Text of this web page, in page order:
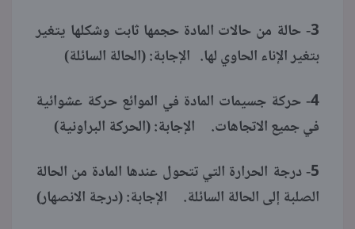
3- حالة من حالات المادة حجمها ثابت وشكلها يتغير
بتغير الإناء الحاوي لها. الإجابة: (الحالة السائلة)
4- حركة جسيمات المادة في الموائع حركة عشوائية
في جميع الاتجاهات. الإجابة: (الحركة البراونية)
5- درجة الحرارة التي تتحول عندها المادة من الحالة
الصلبة إلى الحالة السائلة. الإجابة: (درجة الانصهار)